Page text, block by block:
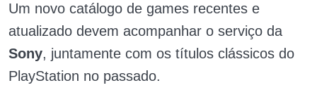
Um novo catálogo de games recentes e
atualizado devem acompanhar o serviço da
Sony, juntamente com os títulos clássicos do
PlayStation no passado.